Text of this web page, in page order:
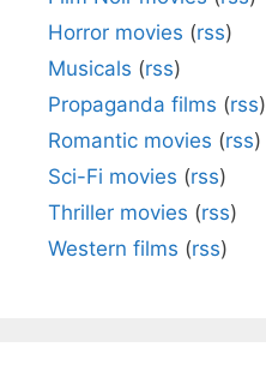
Horror movies (rss)
Musicals (rss)
Propaganda films (rss)
Romantic movies (rss)
Sci-Fi movies (rss)
Thriller movies (rss)
Western films (rss)